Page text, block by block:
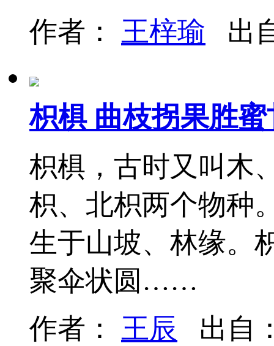
作者： 王梓瑜 出
枳椇 曲枝拐果胜蜜
枳椇，古时又叫木
枳、北枳两个物种
生于山坡、林缘。
聚伞状圆……
作者： 王辰 出自